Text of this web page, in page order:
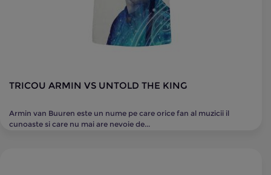
TRICOU ARMIN VS UNTOLD THE KING
Armin van Buuren este un nume pe care orice fan al muzicii il
cunoaste si care nu mai are nevoie de...